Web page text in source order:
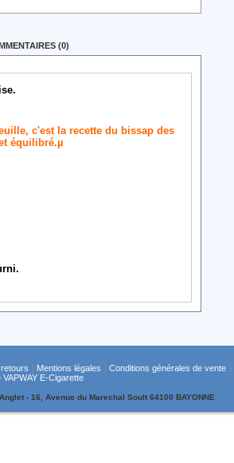
(0)
c'est la recette du bissap des
équilibré.µ
.
Mentions légales Conditions générales de vente
VAPWAY E-Cigarette
- 16, Avenue du Marechal Soult 64100 BAYONNE